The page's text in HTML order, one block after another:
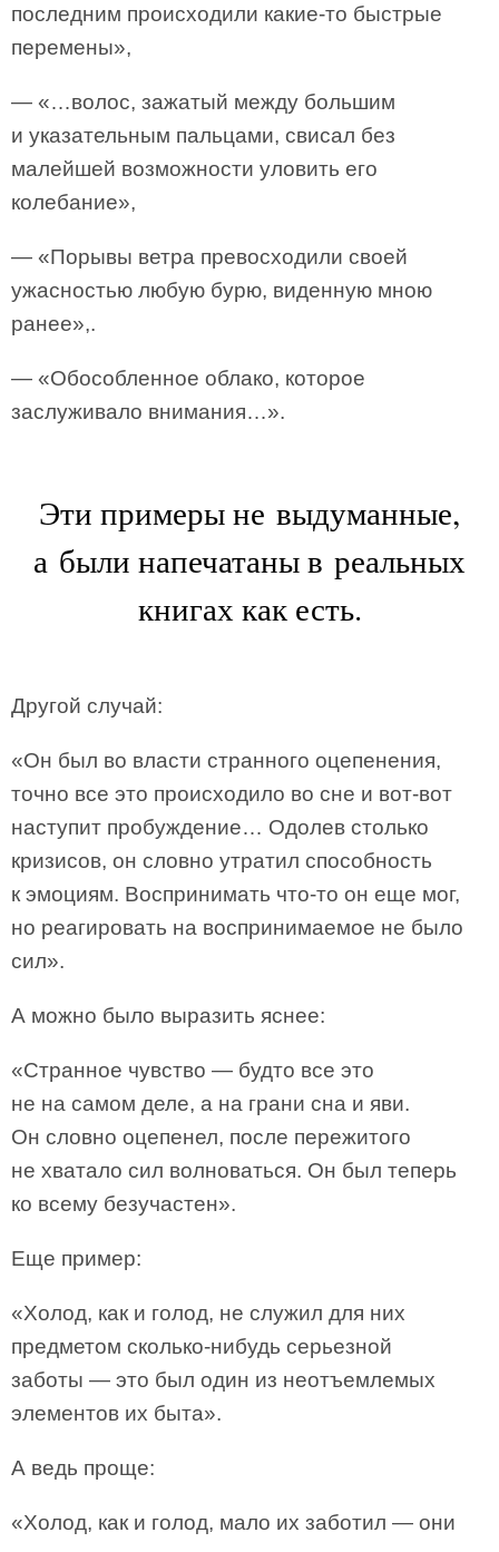
последним происходили какие-то быстрые
перемены»,
— «…волос, зажатый между большим
и указательным пальцами, свисал без
малейшей возможности уловить его
колебание»,
— «Порывы ветра превосходили своей
ужасностью любую бурю, виденную мною
ранее»,.
— «Обособленное облако, которое
заслуживало внимания…».
Эти примеры не выдуманные,
а были напечатаны в реальных
книгах как есть.
Другой случай:
«Он был во власти странного оцепенения,
точно все это происходило во сне и вот-вот
наступит пробуждение… Одолев столько
кризисов, он словно утратил способность
к эмоциям. Воспринимать что-то он еще мог,
но реагировать на воспринимаемое не было
сил».
А можно было выразить яснее:
«Странное чувство — будто все это
не на самом деле, а на грани сна и яви.
Он словно оцепенел, после пережитого
не хватало сил волноваться. Он был теперь
ко всему безучастен».
Еще пример:
«Холод, как и голод, не служил для них
предметом сколько-нибудь серьезной
заботы — это был один из неотъемлемых
элементов их быта».
А ведь проще:
«Холод, как и голод, мало их заботил — они